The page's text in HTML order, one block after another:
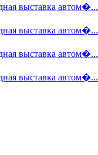
выставка автом�...
выставка автом�...
выставка автом�...
выставка автом�...